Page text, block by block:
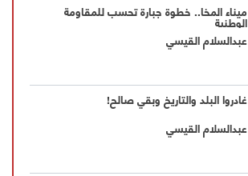
ميناء المخا.. خطوة جبارة تحسب للمقاومة
الوطنية
عبدالسلام القيسي
غادروا البلد والتاريخ وبقي صالح!
عبدالسلام القيسي